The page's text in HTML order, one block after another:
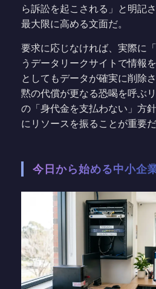
ら訴訟を起こされる」と明記
最大限に高める文面だ。
要求に応じなければ、実際に
うデータリークサイトで情報
としてもデータが確実に削除
黙の代償が更なる恐喝を呼ぶ
の「身代金を支払わない」方
にリソースを振ることが重要だ
今日から始める中小企